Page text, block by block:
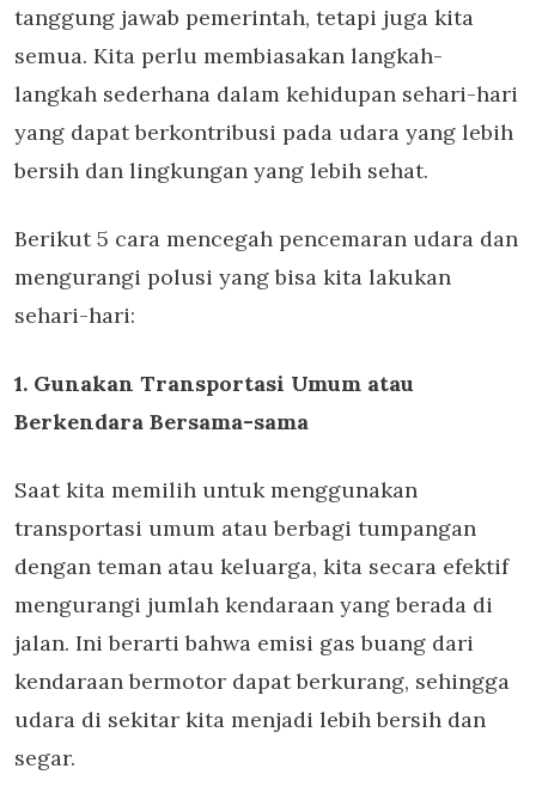
tanggung jawab pemerintah, tetapi juga kita
semua. Kita perlu membiasakan langkah-
langkah sederhana dalam kehidupan sehari-hari
yang dapat berkontribusi pada udara yang lebih
bersih dan lingkungan yang lebih sehat.
Berikut 5 cara mencegah pencemaran udara dan
mengurangi polusi yang bisa kita lakukan
sehari-hari:
1. Gunakan Transportasi Umum atau
Berkendara Bersama-sama
Saat kita memilih untuk menggunakan
transportasi umum atau berbagi tumpangan
dengan teman atau keluarga, kita secara efektif
mengurangi jumlah kendaraan yang berada di
jalan. Ini berarti bahwa emisi gas buang dari
kendaraan bermotor dapat berkurang, sehingga
udara di sekitar kita menjadi lebih bersih dan
segar.